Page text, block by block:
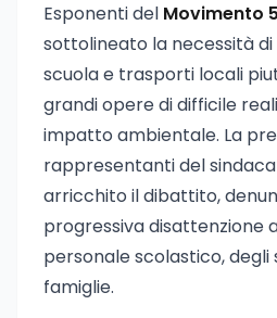
Esponenti del Movimento
sottolineato la necessità di
scuola e trasporti locali
grandi opere di difficile
impatto ambientale. La
rappresentanti del
arricchito il dibattito,
progressiva disattenzione
personale scolastico, degli
famiglie.